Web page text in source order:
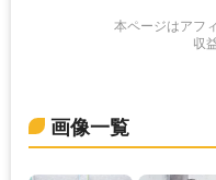
本ページはアフ
収
画像一覧